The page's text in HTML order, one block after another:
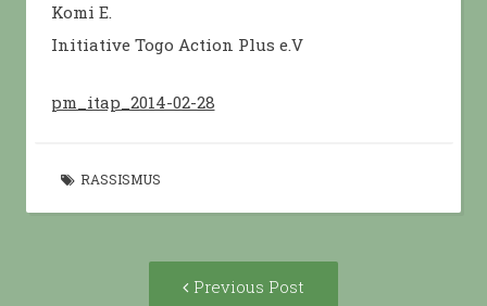
Komi E.
Initiative Togo Action Plus e.V
pm_itap_2014-02-28
RASSISMUS
Previous Post